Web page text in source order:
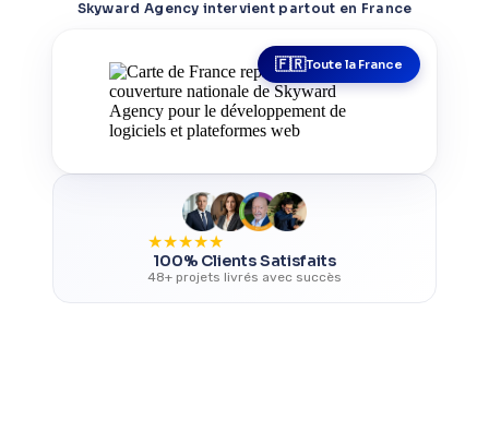
Skyward Agency intervient partout en France
Toute la France
★★★★★
100% Clients Satisfaits
48+ projets livrés avec succès